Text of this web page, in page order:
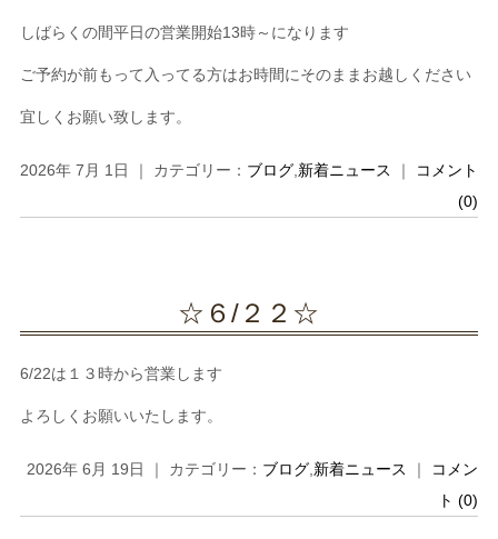
しばらくの間平日の営業開始13時～になります
ご予約が前もって入ってる方はお時間にそのままお越しください
宜しくお願い致します。
2026年 7月 1日 ｜ カテゴリー： ブログ 新着ニュース ｜ コメント
(0)
☆６/２２☆
6/22は１３時から営業します
よろしくお願いいたします。
2026年 6月 19日 ｜ カテゴリー： ブログ 新着ニュース ｜ コメン
ト (0)